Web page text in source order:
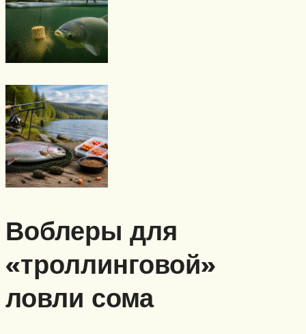
Воблеры для
«троллинговой»
ловли сома